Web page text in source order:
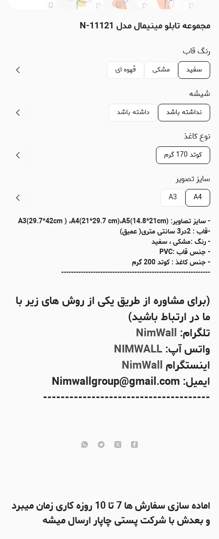
مجموعه تابلو مینیمال مدل N-11121
رنگ قاب
سفید مشکی قهوه ای
شیشه
نداشته باشد داشته باشد
نوع کاغذ
کوتد 170 گرم
سایز تصویر
A4
A3
- سایز تصاویر: (A3(29.7*42cm ) ،A4(21*29.7 cm)،A5(14.8*21cm
-قاب : 2در3 سانتی متری( عمیق)
- رنگ :مشکی ، سفید
- جنس قاب :PVC
- جنس کاغذ : کوتد 200 گرم
-------------------------------------------------------------
(برای مشاوره از طریق یکی از روش های زیر با
ما در ارتباط باشید)
تلگرام: NimWall
واتس آپ:NIMWALL
اینستگرامNimWall
ایمیل: Nimwallgroup@gmail.com
--------------------------------------
اماده سازی سفارش ها 7 تا 10 روزه کاری زمان میبرد
و بعدش با شرکت پستی چاپار ارسال میشه